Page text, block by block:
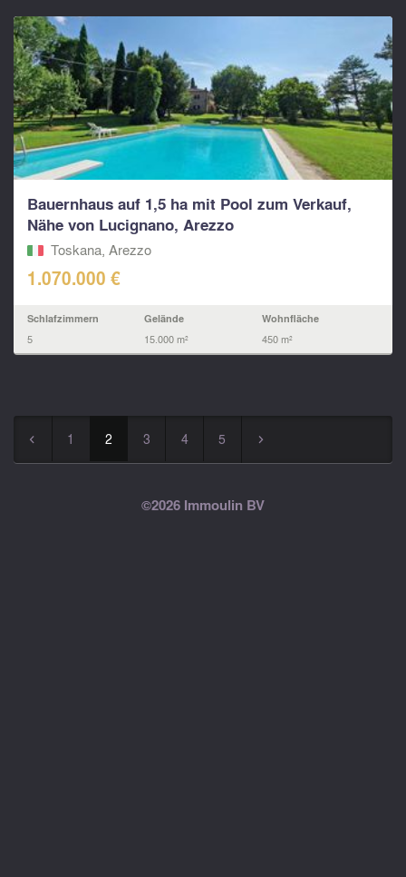
Bauernhaus auf 1,5 ha mit Pool zum Verkauf,
Nähe von Lucignano, Arezzo
Toskana, Arezzo
1.070.000 €
Schlafzimmern
5
Gelände
15.000 m²
Wohnfläche
450 m²
◅ 1 2 3 4 5 ▻
©2026 Immoulin BV